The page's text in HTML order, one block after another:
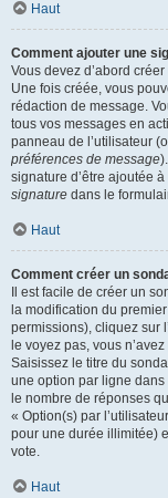
Haut
Comment ajouter une
Vous devez d’abord
Une fois créée, vous
rédaction de message.
tous vos messages en
panneau de l’utilisateur
préférences de message
signature d’être ajoutée
signature dans le
Haut
Comment créer un
Il est facile de créer un
la modification du
permissions), cliquez sur
le voyez pas, vous
Saisissez le titre du
une option par ligne
le nombre de réponses
« Option(s) par
pour une durée illimitée)
vote.
Haut